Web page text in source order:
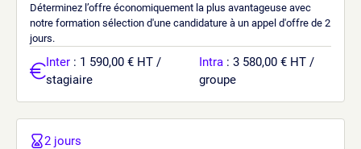
Déterminez l’offre économiquement la plus avantageuse avec
notre formation sélection d'une candidature à un appel d'offre de 2
jours.
Inter : 1 590,00 € HT /
stagiaire
Intra : 3 580,00 € HT /
groupe
2 jours